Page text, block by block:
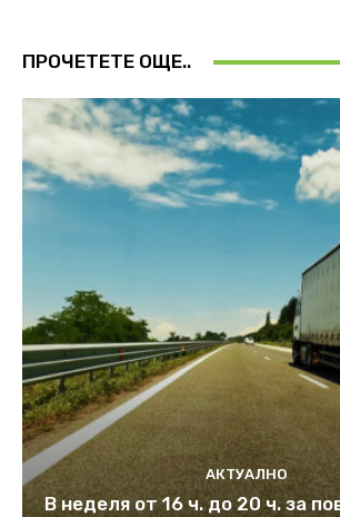
ПРОЧЕТЕТЕ ОЩЕ..
АКТУАЛНО
В неделя от 16 ч. до 20 ч. за